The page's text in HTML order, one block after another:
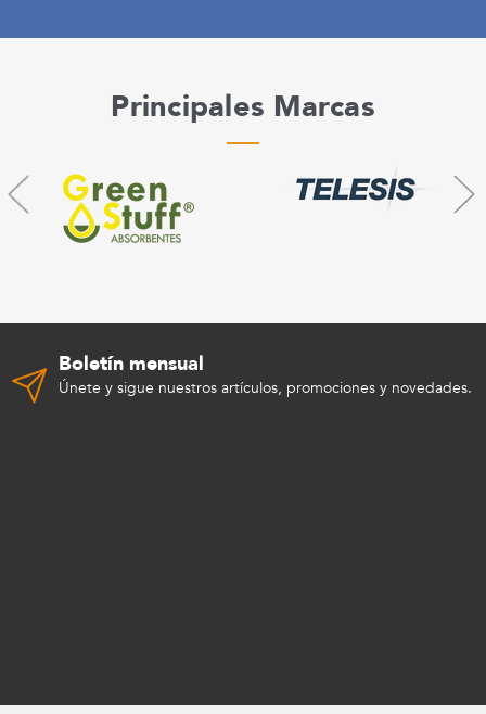
Principales Marcas
Boletín mensual
Únete y sigue nuestros artículos, promociones y novedades.